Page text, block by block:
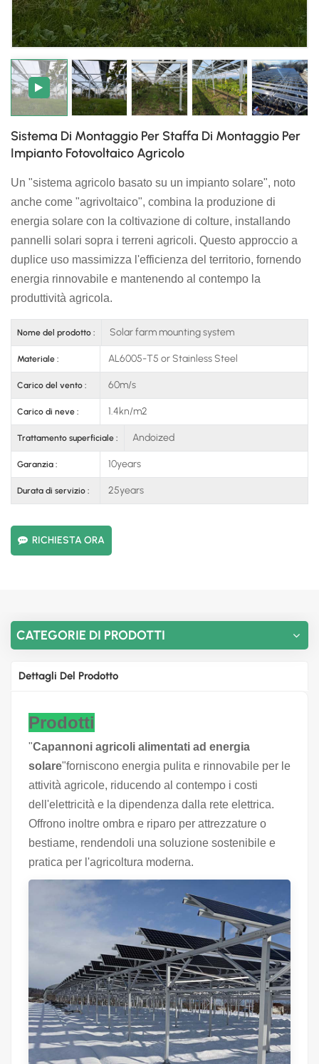
日本語
Sistema Di Montaggio Per Staffa Di Montaggio Per
Impianto Fotovoltaico Agricolo
Un "sistema agricolo basato su un impianto solare", noto
anche come "agrivoltaico", combina la produzione di
energia solare con la coltivazione di colture, installando
pannelli solari sopra i terreni agricoli. Questo approccio a
duplice uso massimizza l'efficienza del territorio, fornendo
energia rinnovabile e mantenendo al contempo la
produttività agricola.
Nome del prodotto : Solar farm mounting system
Materiale : AL6005-T5 or Stainless Steel
Carico del vento : 60m/s
Carico di neve : 1.4kn/m2
Trattamento superficiale : Andoized
Garanzia : 10years
Durata di servizio : 25years
RICHIESTA ORA
CATEGORIE DI PRODOTTI
Dettagli Del Prodotto
Prodotti
"Capannoni agricoli alimentati ad energia
solare"forniscono energia pulita e rinnovabile per le
attività agricole, riducendo al contempo i costi
dell'elettricità e la dipendenza dalla rete elettrica.
Offrono inoltre ombra e riparo per attrezzature o
bestiame, rendendoli una soluzione sostenibile e
pratica per l'agricoltura moderna.